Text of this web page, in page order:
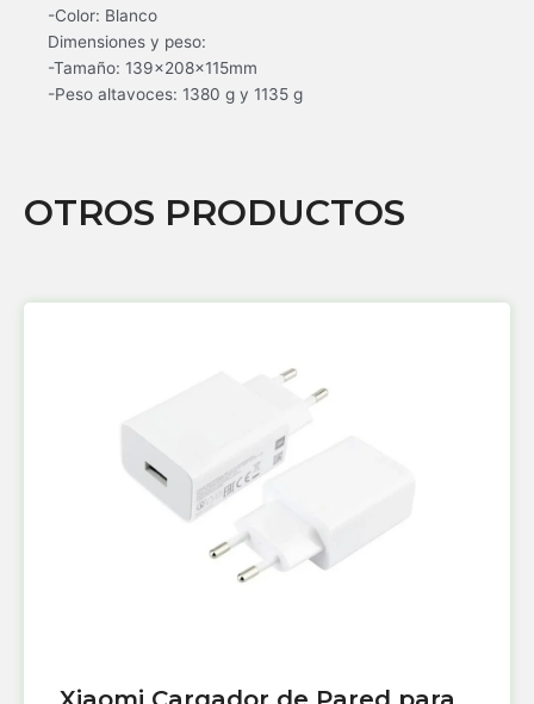
-Color: Blanco
Dimensiones y peso:
-Tamaño: 139x208x115mm
-Peso altavoces: 1380 g y 1135 g
OTROS PRODUCTOS